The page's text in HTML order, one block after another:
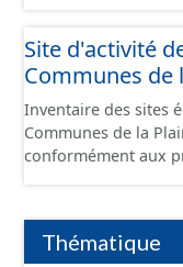
conformément aux
Économiques. Ce lot
delà des
Site d'activité
Communes de
Inventaire des sites
Communes de la
conformément aux
Thématique